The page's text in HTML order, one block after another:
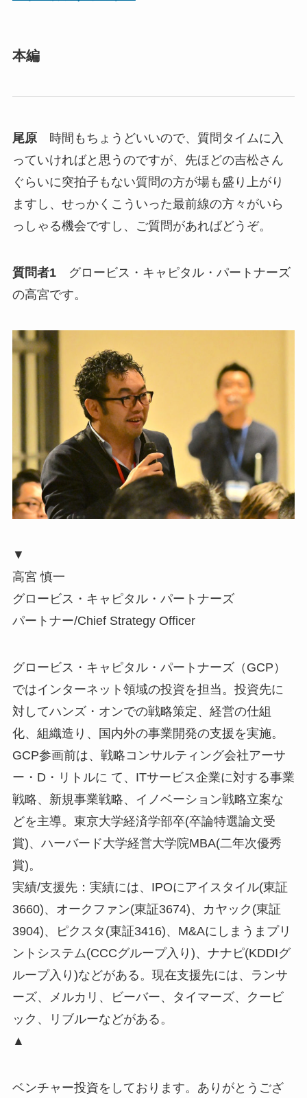
本編
尾原時間もちょうどいいので、質問タイムに入
っていければと思うのですが、先ほどの吉松さん
ぐらいに突拍子もない質問の方が場も盛り上がり
ますし、せっかくこういった最前線の方々がいら
っしゃる機会ですし、ご質問があればどうぞ。
質問者1グロービス・キャピタル・パートナーズ
の高宮です。
▼
高宮 慎一
グロービス・キャピタル・パートナーズ
パートナー/Chief Strategy Officer
グロービス・キャピタル・パートナーズ（GCP）
ではインターネット領域の投資を担当。投資先に
対してハンズ・オンでの戦略策定、経営の仕組
化、組織造り、国内外の事業開発の支援を実施。
GCP参画前は、戦略コンサルティング会社アーサ
ー・D・リトルに て、ITサービス企業に対する事業
戦略、新規事業戦略、イノベーション戦略立案な
どを主導。東京大学経済学部卒(卒論特選論文受
賞)、ハーバード大学経営大学院MBA(二年次優秀
賞)。
実績/支援先：実績には、IPOにアイスタイル(東証
3660)、オークファン(東証3674)、カヤック(東証
3904)、ピクスタ(東証3416)、M&Aにしまうまプリ
ントシステム(CCCグループ入り)、ナナピ(KDDIグ
ループ入り)などがある。現在支援先には、ランサ
ーズ、メルカリ、ビーバー、タイマーズ、クービ
ック、リブルーなどがある。
▲
ベンチャー投資をしております。ありがとうござ